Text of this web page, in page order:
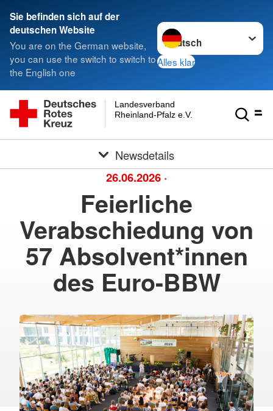
Sie befinden sich auf der
deutschen Website
You are on the German website,
you can use the switch to switch to
the English one
Sprache wechseln zu
Alles klar
Rheinland-Pfalz e.V.
Landesverband
Newsdetails
26.06.2026 ·
Feierliche
Verabschiedung von
57 Absolvent*innen
des Euro-BBW